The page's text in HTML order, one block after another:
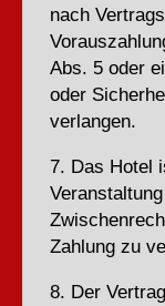
nach
Abs. 5 oder
oder
verlangen.
7. Das Hotel
Zahlung zu
8. Der